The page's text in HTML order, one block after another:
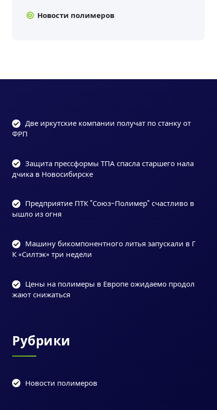
Новости полимеров
Две иркутские компании получат по станку от
ФРП
Защита прессформы ТПА спасла старшего нала
дчика в Новосибирске
Предприятие ПТК "Союз-Полимер" счастливо в
ышло из огня
Машину бикомпонентного литья запускали в Г
К «Силтэк» три недели
Цены на полимеры в Европе ожидаемо продол
жают снижаться
Рубрики
Новости полимеров